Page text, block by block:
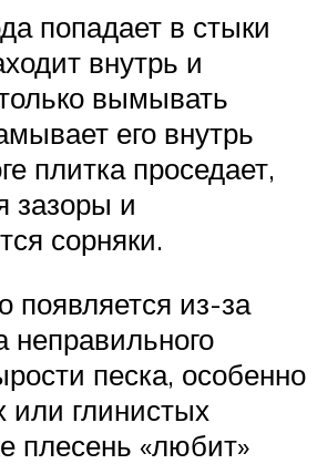
попадает в стыки
внутрь и
вымывать
его внутрь
плитка проседает,
зазоры и
сорняки.
появляется из-за
неправильного
песка, особенно
или глинистых
плесень «любит»